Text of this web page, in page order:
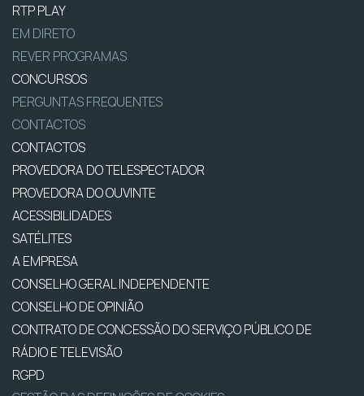
RTP PLAY
EM DIRETO
REVER PROGRAMAS
CONCURSOS
PERGUNTAS FREQUENTES
CONTACTOS
CONTACTOS
PROVEDORA DO TELESPECTADOR
PROVEDORA DO OUVINTE
ACESSIBILIDADES
SATÉLITES
A EMPRESA
CONSELHO GERAL INDEPENDENTE
CONSELHO DE OPINIÃO
CONTRATO DE CONCESSÃO DO SERVIÇO PÚBLICO DE
RÁDIO E TELEVISÃO
RGPD